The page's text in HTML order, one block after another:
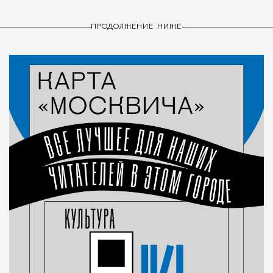
ПРОДОЛЖЕНИЕ НИЖЕ